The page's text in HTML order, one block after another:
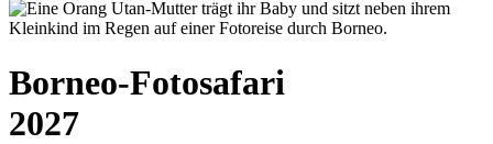
Borneo-Fotosafari
2027